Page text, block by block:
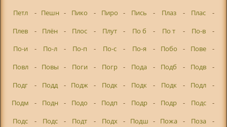
Петл
- Пешн - Пико - Пиро - Пись - Плаз - Плас
-
Плев
- Плён - Плос - Плут - По б - По т - По-в
-
По-и
- По-л - По-п - По-с - По-я - Побо - Пове
-
Повл
- Повы - Поги - Погр - Пода - Подб - Подв
-
Подг
- Подд - Подж - Подк - Подк - Подк - Подл
-
Подм
- Подн - Подо - Подп - Подр - Подр - Подс
-
Подс
- Подс - Подт - Подх - Подш - Пожа - Поза
-